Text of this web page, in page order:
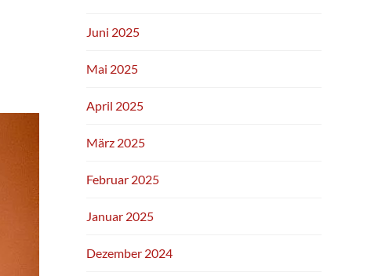
Juni 2025
Mai 2025
April 2025
März 2025
Februar 2025
Januar 2025
Dezember 2024